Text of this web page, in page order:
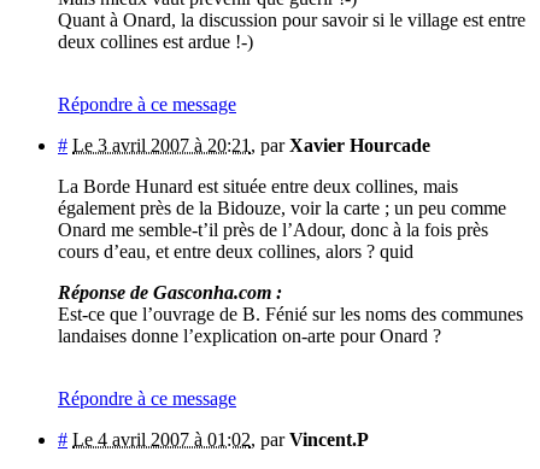
Quant à Onard, la discussion pour savoir si le village est entre
deux collines est ardue !-)
Répondre à ce message
# Le 3 avril 2007 à 20:21 , parXavier Hourcade
La Borde Hunard est située entre deux collines, mais
également près de la Bidouze, voir la carte ; un peu comme
Onard me semble-t’il près de l’Adour, donc à la fois près
cours d’eau, et entre deux collines, alors ? quid
Réponse de Gasconha.com :
Est-ce que l’ouvrage de B. Fénié sur les noms des communes
landaises donne l’explication on-arte pour Onard ?
Répondre à ce message
# Le 4 avril 2007 à 01:02, parVincent.P